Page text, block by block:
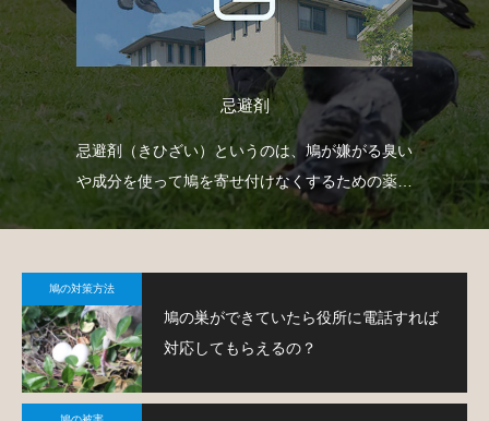
忌避剤
忌避剤（きひざい）というのは、鳩が嫌がる臭い
や成分を使って鳩を寄せ付けなくするための薬剤
で、様々なタイプのものがあります。
鳩の対策方法
鳩の巣ができていたら役所に電話すれば
対応してもらえるの？